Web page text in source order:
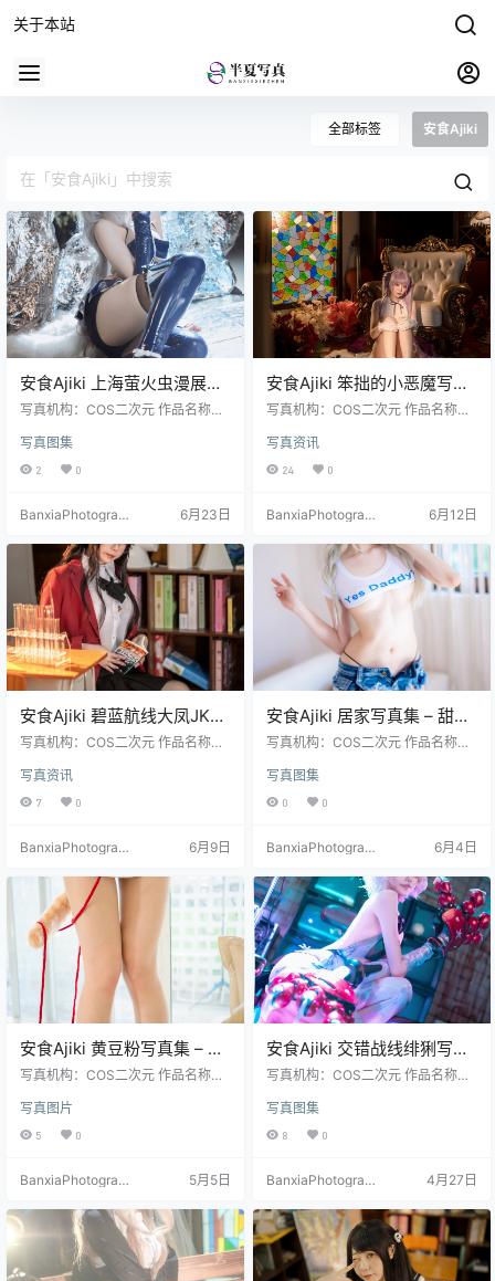
关于本站
全部标签 安食Ajiki
安食Ajiki 上海萤火虫漫展返
图 – 漫展COS现场高清图
写真机构：COS二次元 作品名称：
称：安食Ajiki 图片数量：16张 资源
大小：234MB
写真图集
2 0
BanxiaPhotograp
6月23日
安食Ajiki 笨拙的小恶魔写真
集 – 萌系COS & 性感魅力
写真机构：COS二次元 作品名称：
jiki 图片数量：44张 资源大小：1.18
G
写真资讯
24 0
BanxiaPhotograp
6月12日
安食Ajiki 碧蓝航线大凤JK写
真集 – 动漫COS & 制服美少
写真机构：COS二次元 作品名称：
食Ajiki 图片数量：41张 资源大小：
281.6MB
写真资讯
7 0
BanxiaPhotograp
6月9日
安食Ajiki 居家写真集 – 甜美
日常生活高清图 [35P-
写真机构：COS二次元 作品名称：
数量：35张 资源大小：652.6MB
写真图集
0 0
BanxiaPhotograp
6月4日
安食Ajiki 黄豆粉写真集 – 可
爱COS & 二次元美女 [40P-
写真机构：COS二次元 作品名称：
片数量：40张 资源大小：745.2MB
写真图片
5 0
BanxiaPhotograp
5月5日
安食Ajiki 交错战线绯猁写真
集 – 战斗角色COS高清图
写真机构：COS二次元 作品名称：
jiki 图片数量：31张 资源大小：35
7.7MB
写真图集
8 0
BanxiaPhotograp
4月27日